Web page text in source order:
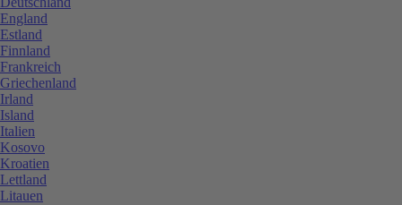
England
Estland
Finnland
Frankreich
Griechenland
Irland
Island
Italien
Kosovo
Kroatien
Lettland
Litauen